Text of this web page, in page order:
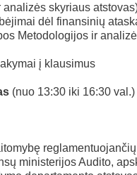
analizės skyriaus
dėl finansinių
Metodologijos ir
į klausimus
(nuo 13:30 iki 16:30 val.)
ministerijos Audito,